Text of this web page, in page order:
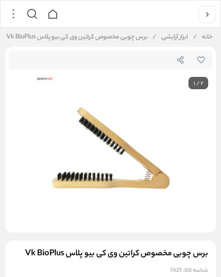
خانه / ابزار آرایشی / برس چوبی مخصوص کراتین وی کی بیو پلاس Vk BioPlus
1/2
برس چوبی مخصوص کراتین وی کی بیو پلاس Vk BioPlus
شناسه کالا: 5625